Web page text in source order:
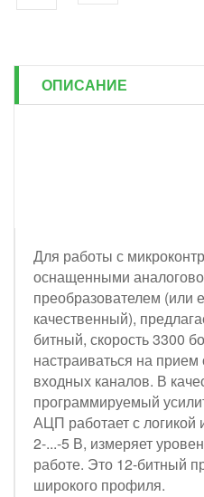
ОПИСАНИЕ
Для работы с
оснащенными
преобразователем (или
качественный),
битный, скорость 3300
настраиваться на
входных каналов. В
программируемый
АЦП работает с логикой
2-...-5 В, измеряет
работе. Это 12-битный
широкого профиля.